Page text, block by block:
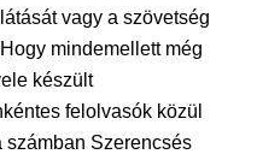
vagy a szövetség
mindemellett még
készült
felolvasók közül
számban Szerencsés